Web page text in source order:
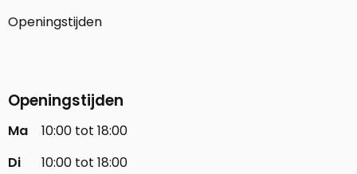
Openingstijden
Openingstijden
Ma
10:00 tot 18:00
Di
10:00 tot 18:00